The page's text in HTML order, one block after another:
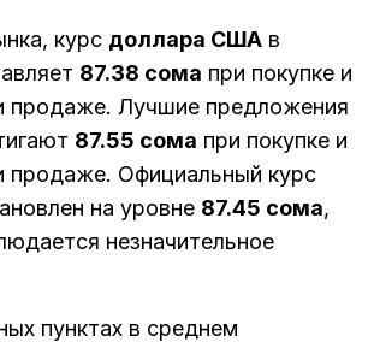
курс доллара США в
87.38 сома при покупке и
продаже. Лучшие предложения
87.55 сома при покупке и
продаже. Официальный курс
на уровне 87.45 сома,
незначительное
пунктах в среднем